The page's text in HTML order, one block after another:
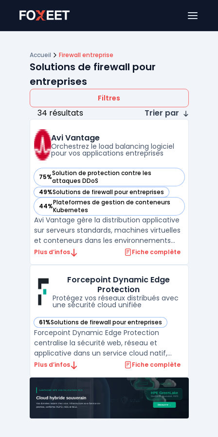
Accueil Firewall entreprise
Solutions de firewall pour
entreprises
Filtres
34 résultats Trier par
Avi Vantage
Orchestrez le load balancing logiciel
pour vos applications entreprises
75%Solution de protection contre les
attaques DDoS
— voir Avi Vantage dans cette catégorie
49%Solutions de firewall pour entreprises
— voir Avi Vantage dans cette catégorie
44%Plateformes de gestion de conteneurs
Kubernetes
— voir Avi Vantage dans cette catégorie
Avi Vantage gère la distribution applicative
sur serveurs standards, machines virtuelles
et conteneurs dans les environnements
entreprises qui opèrent à la fois sur site et
gestion, automatiser le load balancing ...
Plus d’infos Fiche complète
Forcepoint Dynamic Edge
Protection
Protégez vos réseaux distribués avec
une sécurité cloud unifiée
61%Solutions de firewall pour entreprises
— voir Forcepoint Dynamic Edge Protection dans cette
Forcepoint Dynamic Edge Protection
centralise la sécurité web, réseau et
applicative dans un service cloud natif,
sans nécessiter d’appliances locales. Cette
agences ayant des sites distants, des
réseaux Wi-Fi d’accueil ou des liens SASE
avec gestion centralisée ...
Plus d’infos Fiche complète